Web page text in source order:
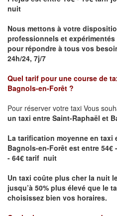
nuit
Nous mettons à votre
professionnels et
pour répondre à tous vos
24h/24, 7j/7
Quel tarif pour une course de
Bagnols-en-Forêt ?
Pour réserver votre taxi Vous
un taxi entre Saint-Raphaël et
La tarification moyenne en taxi
Bagnols-en-Forêt est entre 54€
- 64€ tarif nuit
Un taxi coûte plus cher la nuit
jusqu’à 50% plus élevé que le
choisissez bien vos horaires.